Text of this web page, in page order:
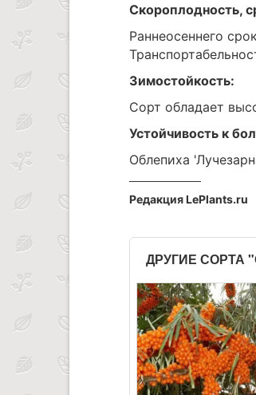
Скороплодность,
Раннеосеннего
Зимостойкость:
Сорт обладает
Устойчивость к
Облепиха
Редакция LePlants.ru
ДРУГИЕ СОРТА